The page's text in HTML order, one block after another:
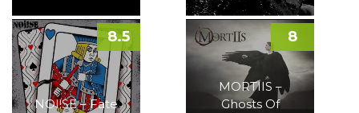
NOI!SE – Fate
8.5
MORTIIS –
Ghosts Of
8